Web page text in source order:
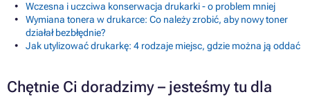
Wczesna i uczciwa konserwacja drukarki - o problem mniej
Wymiana tonera w drukarce: Co należy zrobić, aby nowy toner
działał bezbłędnie?
Jak utylizować drukarkę: 4 rodzaje miejsc, gdzie można ją oddać
Chętnie Ci doradzimy – jesteśmy tu dla